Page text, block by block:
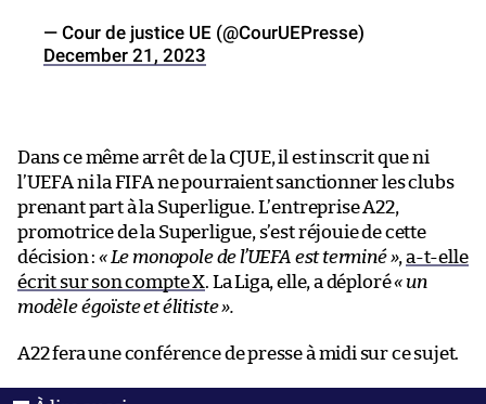
— Cour de justice UE (@CourUEPresse)
December 21, 2023
Dans ce même arrêt de la CJUE, il est inscrit que ni
l’UEFA ni la FIFA ne pourraient sanctionner les clubs
prenant part à la Superligue. L’entreprise A22,
promotrice de la Superligue, s’est réjouie de cette
décision :« Le monopole de l’UEFA estterminé »,a-t-elle
écrit sur son compte X. La Liga, elle, a déploré« un
modèle égoïste et élitiste ».
A22 fera une conférence de presse à midi sur ce sujet.